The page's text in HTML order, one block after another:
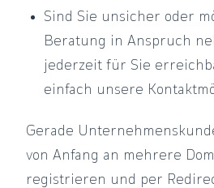
Sind Sie unsicher oder
Beratung in Anspruch
jederzeit für Sie
einfach unsere
Gerade
von Anfang an mehrere
registrieren und per